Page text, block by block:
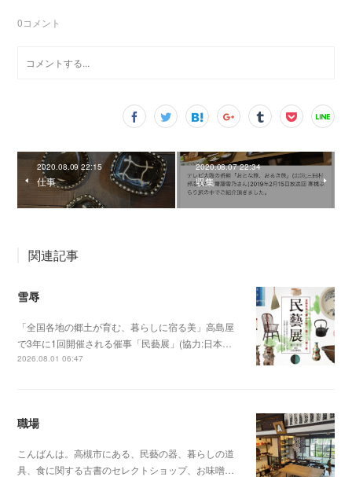
0コメント
2020.08.09 22:15
仕事
2020.08.07 22:34
収集
関連記事
雪辱
「全国各地の郷土が育む、暮らしに宿る美」高島屋
で3年に1回開催される催事「民藝展」(協力:日本…
2026.08.01 06:47
職場
こんばんは。高槻市にある、民藝の器、暮らしの道
具、食に関する古書のセレクトショップ、お味噌…